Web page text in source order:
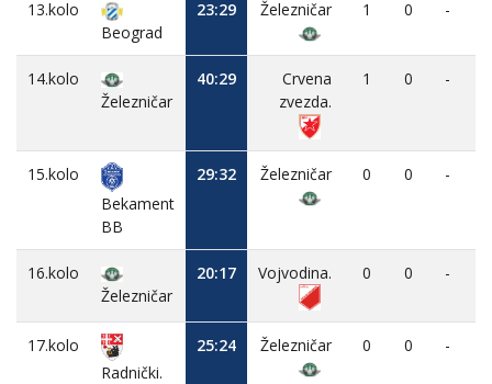
13.kolo
Beograd
23:29 Železničar 1 0 -
14.kolo
Železničar
40:29
Crvena
zvezda.
1 0 -
15.kolo
Bekament
BB
29:32 Železničar 0 0 -
16.kolo
Železničar
20:17 Vojvodina. 0 0 -
17.kolo
Radnički.
25:24 Železničar 0 0 -